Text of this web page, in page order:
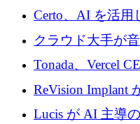
インテリジェン
Improbable から
Certo、AI を活用
プラットフォー
クラウド大手が
るなか、Voxmind
ード資金を調達
Tonada、Vercel
援を受けてステ
ReVision Implant
に 400 万ユーロ
Lucis が AI 主導